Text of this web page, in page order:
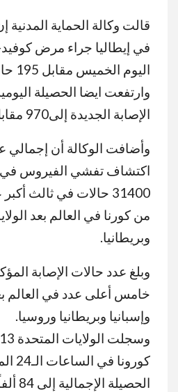
قالت وكالة الحماية المدنية
وارتفعت ايضا الحصيلة
الإصابة الجديدة إلى970 مقابل 888 حالة أمس.
وأضافت الوكالة أن إجمالي
31400 حالات في ثالث
من كورنا في العالم بعد
وبريطانيا.
خامس أعلى عدد في العالم
وإسبانيا وبريطانيا وروسيا.